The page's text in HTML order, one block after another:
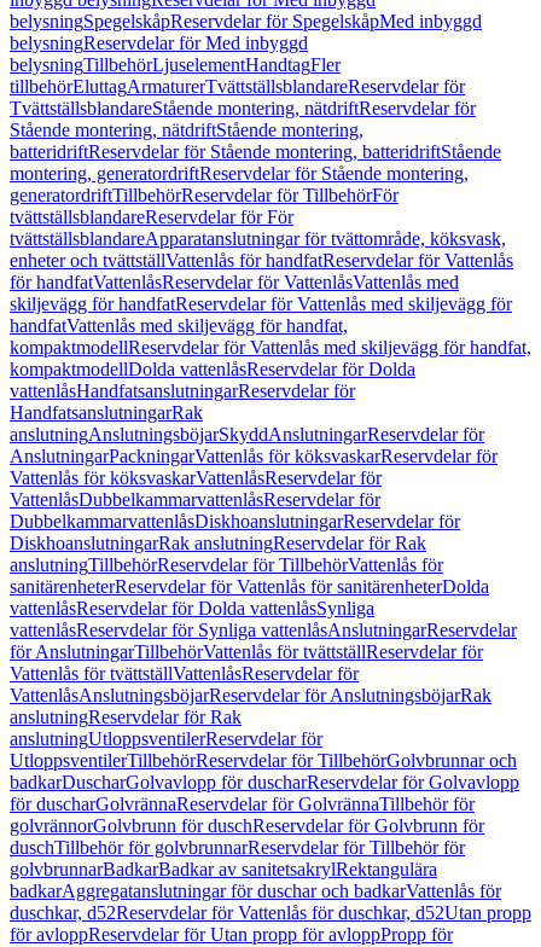
belysningSpegelskåpReservdelar för SpegelskåpMed inbyggd
belysningReservdelar för Med inbyggd
belysningTillbehörLjuselementHandtagFler
tillbehörEluttagArmaturerTvättställsblandareReservdelar för
TvättställsblandareStående montering, nätdriftReservdelar för
Stående montering, nätdriftStående montering,
batteridriftReservdelar för Stående montering, batteridriftStående
montering, generatordriftReservdelar för Stående montering,
generatordriftTillbehörReservdelar för TillbehörFör
tvättställsblandareReservdelar för För
tvättställsblandareApparatanslutningar för tvättområde, köksvask,
enheter och tvättställVattenlås för handfatReservdelar för Vattenlås
för handfatVattenlåsReservdelar för VattenlåsVattenlås med
skiljevägg för handfatReservdelar för Vattenlås med skiljevägg för
handfatVattenlås med skiljevägg för handfat,
kompaktmodellReservdelar för Vattenlås med skiljevägg för handfat,
kompaktmodellDolda vattenlåsReservdelar för Dolda
vattenlåsHandfatsanslutningarReservdelar för
HandfatsanslutningarRak
anslutningAnslutningsböjarSkyddAnslutningarReservdelar för
AnslutningarPackningarVattenlås för köksvaskarReservdelar för
Vattenlås för köksvaskarVattenlåsReservdelar för
VattenlåsDubbelkammarvattenlåsReservdelar för
DubbelkammarvattenlåsDiskhoanslutningarReservdelar för
DiskhoanslutningarRak anslutningReservdelar för Rak
anslutningTillbehörReservdelar för TillbehörVattenlås för
sanitärenheterReservdelar för Vattenlås för sanitärenheterDolda
vattenlåsReservdelar för Dolda vattenlåsSynliga
vattenlåsReservdelar för Synliga vattenlåsAnslutningarReservdelar
för AnslutningarTillbehörVattenlås för tvättställReservdelar för
Vattenlås för tvättställVattenlåsReservdelar för
VattenlåsAnslutningsböjarReservdelar för AnslutningsböjarRak
anslutningReservdelar för Rak
anslutningUtloppsventilerReservdelar för
UtloppsventilerTillbehörReservdelar för TillbehörGolvbrunnar och
badkarDuscharGolvavlopp för duscharReservdelar för Golvavlopp
för duscharGolvrännaReservdelar för GolvrännaTillbehör för
golvrännorGolvbrunn för duschReservdelar för Golvbrunn för
duschTillbehör för golvbrunnarReservdelar för Tillbehör för
golvbrunnarBadkarBadkar av sanitetsakrylRektangulära
badkarAggregatanslutningar för duschar och badkarVattenlås för
duschkar, d52Reservdelar för Vattenlås för duschkar, d52Utan propp
för avloppReservdelar för Utan propp för avloppPropp för